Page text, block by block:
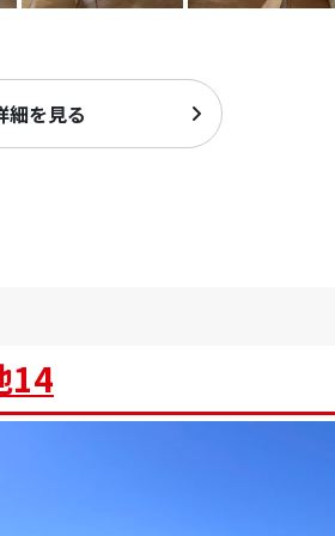
細を見る
14